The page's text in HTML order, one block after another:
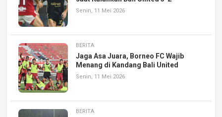
Senin, 11 Mei 2026
BERITA
Jaga Asa Juara, Borneo FC Wajib
Menang di Kandang Bali United
Senin, 11 Mei 2026
BERITA